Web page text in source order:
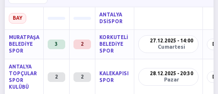
BAY
ANTALYA
DSİSPOR
MURATPAŞA
BELEDİYE
SPOR
3 2
KORKUTELİ
BELEDİYE
SPOR
27.12.2025 - 14:00
Cumartesi
ANTALYA
TOPÇULAR
SPOR
KULÜBÜ
2 2
KALEKAPISI
SPOR
28.12.2025 - 20:30
Pazar